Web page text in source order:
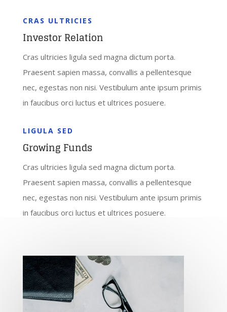
CRAS ULTRICIES
Investor Relation
Cras ultricies ligula sed magna dictum porta.
Praesent sapien massa, convallis a pellentesque
nec, egestas non nisi. Vestibulum ante ipsum primis
in faucibus orci luctus et ultrices posuere.
LIGULA SED
Growing Funds
Cras ultricies ligula sed magna dictum porta.
Praesent sapien massa, convallis a pellentesque
nec, egestas non nisi. Vestibulum ante ipsum primis
in faucibus orci luctus et ultrices posuere.